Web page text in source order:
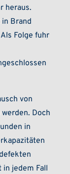
heraus.
Brand
Folge fuhr
von
Doch
in
in jedem Fall